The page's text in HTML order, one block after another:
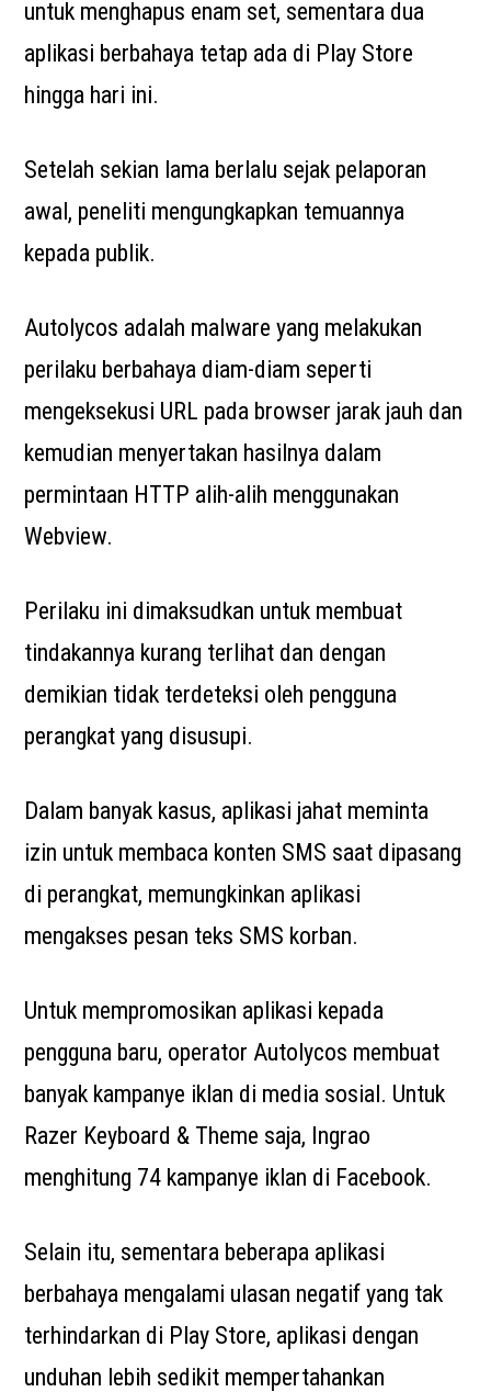
untuk menghapus enam set, sementara dua
aplikasi berbahaya tetap ada di Play Store
hingga hari ini.
Setelah sekian lama berlalu sejak pelaporan
awal, peneliti mengungkapkan temuannya
kepada publik.
Autolycos adalah malware yang melakukan
perilaku berbahaya diam-diam seperti
mengeksekusi URL pada browser jarak jauh dan
kemudian menyertakan hasilnya dalam
permintaan HTTP alih-alih menggunakan
Webview.
Perilaku ini dimaksudkan untuk membuat
tindakannya kurang terlihat dan dengan
demikian tidak terdeteksi oleh pengguna
perangkat yang disusupi.
Dalam banyak kasus, aplikasi jahat meminta
izin untuk membaca konten SMS saat dipasang
di perangkat, memungkinkan aplikasi
mengakses pesan teks SMS korban.
Untuk mempromosikan aplikasi kepada
pengguna baru, operator Autolycos membuat
banyak kampanye iklan di media sosial. Untuk
Razer Keyboard & Theme saja, Ingrao
menghitung 74 kampanye iklan di Facebook.
Selain itu, sementara beberapa aplikasi
berbahaya mengalami ulasan negatif yang tak
terhindarkan di Play Store, aplikasi dengan
unduhan lebih sedikit mempertahankan